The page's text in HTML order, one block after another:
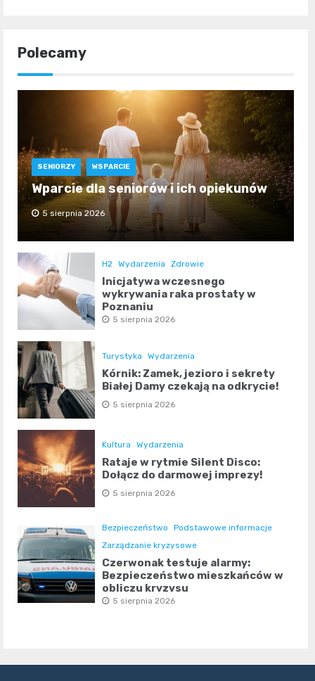
Polecamy
SENIORZY WSPARCIE
Wparcie dla seniorów i ich opiekunów
5 sierpnia 2026
H2 Wydarzenia Zdrowie
Inicjatywa wczesnego
wykrywania raka prostaty w
Poznaniu
5 sierpnia 2026
Turystyka Wydarzenia
Kórnik: Zamek, jezioro i sekrety
Białej Damy czekają na odkrycie!
5 sierpnia 2026
Kultura Wydarzenia
Rataje w rytmie Silent Disco:
Dołącz do darmowej imprezy!
5 sierpnia 2026
Bezpieczeństwo
Podstawowe informacje
Zarządzanie kryzysowe
Czerwonak testuje alarmy:
Bezpieczeństwo mieszkańców w
obliczu kryzysu
5 sierpnia 2026